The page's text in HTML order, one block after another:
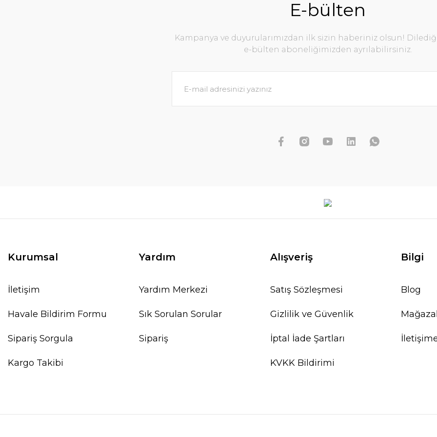
438,99 TL
E-bülten
Kampanya ve duyurularımızdan ilk sizin haberiniz olsun!
e-bülten aboneliğimizden ayrılabilirsiniz.
Kurumsal
İletişim
Havale Bildirim Formu
Sipariş Sorgula
Kargo Takibi
Yardım
Yardım Merkezi
Sık Sorulan Sorular
Sipariş
Alışveriş
Satış Sözleşmesi
Gizlilik ve Güvenlik
İptal İade Şartları
KVKK Bildirimi
Bilgi
Blog